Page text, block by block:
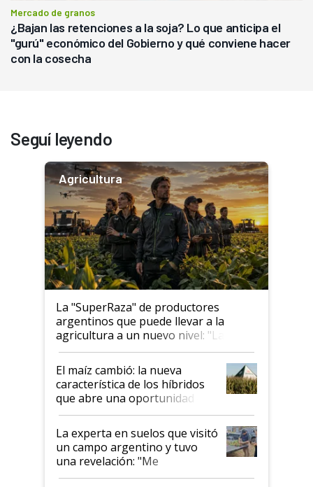
Mercado de granos
¿Bajan las retenciones a la soja? Lo que anticipa el
"gurú" económico del Gobierno y qué conviene hacer
con la cosecha
Seguí leyendo
Agricultura
La "SuperRaza" de productores
argentinos que puede llevar a la
agricultura a un nuevo nivel: "Las
posibilidades de crecimiento son
infinitas"
El maíz cambió: la nueva
característica de los híbridos
que abre una oportunidad en
el lote
La experta en suelos que visitó
un campo argentino y tuvo
una revelación: "Me
impresionó mucho"